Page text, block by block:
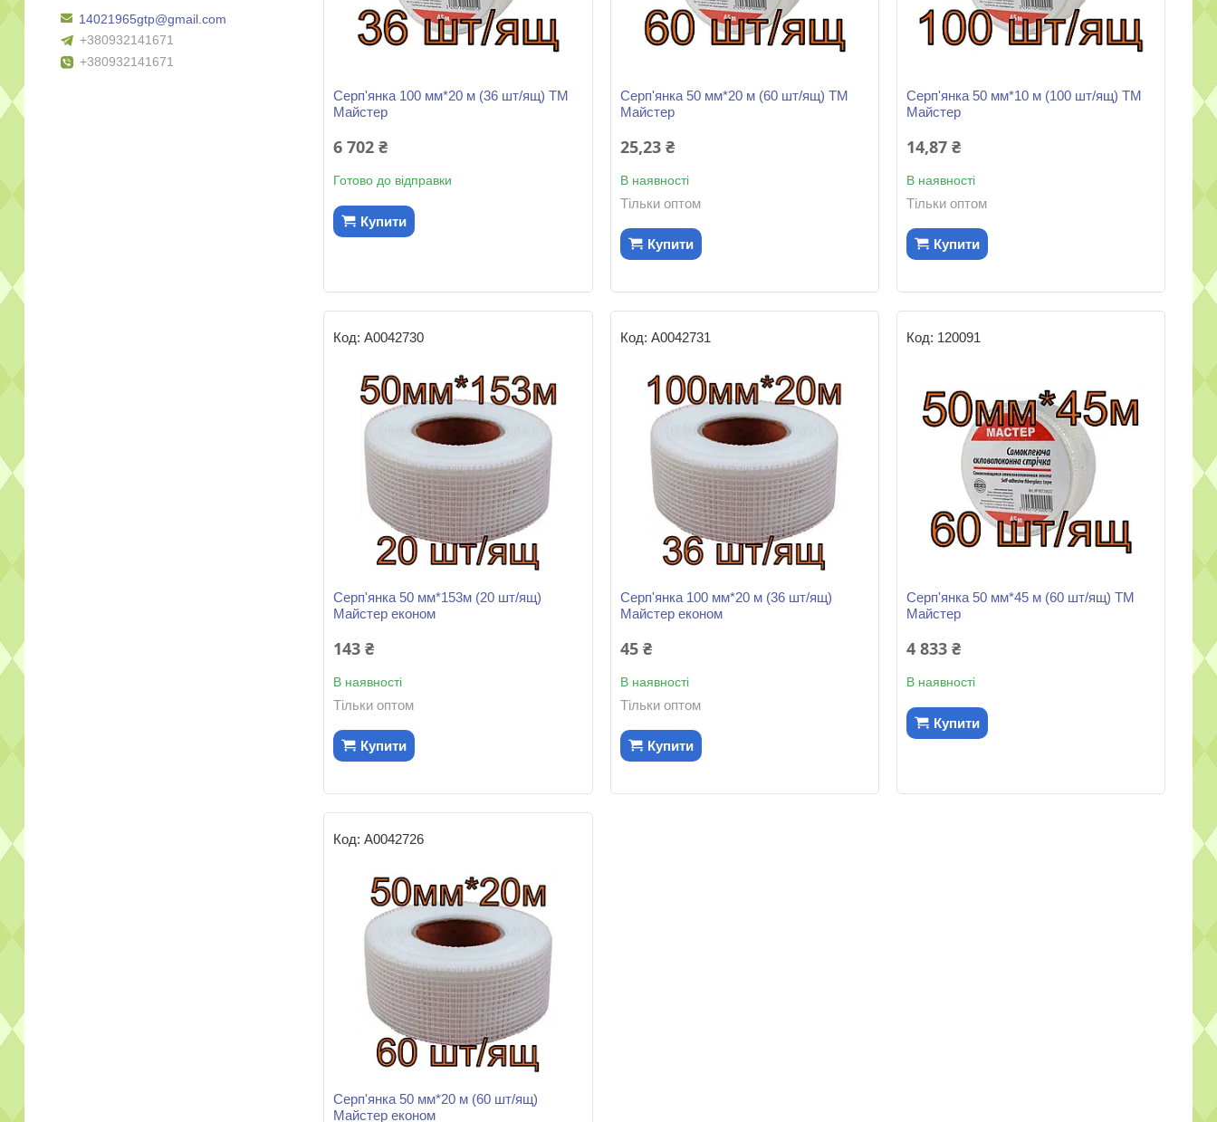
Серп'янка 100 мм*20 м (36 шт/ящ) ТМ
Майстер
6 702 ₴
Готово до відправки
Купити
Серп'янка 50 мм*20 м (60 шт/ящ) ТМ
Майстер
25,23 ₴
В наявності
Тільки оптом
Купити
Серп'янка 50 мм*10 м (100 шт/ящ) ТМ
Майстер
14,87 ₴
В наявності
Тільки оптом
Купити
А0042730
Серп'янка 50 мм*153м (20 шт/ящ)
Майстер економ
143 ₴
В наявності
Тільки оптом
Купити
А0042731
Серп'янка 100 мм*20 м (36 шт/ящ)
Майстер економ
45 ₴
В наявності
Тільки оптом
Купити
120091
Серп'янка 50 мм*45 м (60 шт/ящ) ТМ
Майстер
4 833 ₴
В наявності
Купити
А0042726
Серп'янка 50 мм*20 м (60 шт/ящ)
Майстер економ
14021965gtp@gmail.com
+380932141671
+380932141671